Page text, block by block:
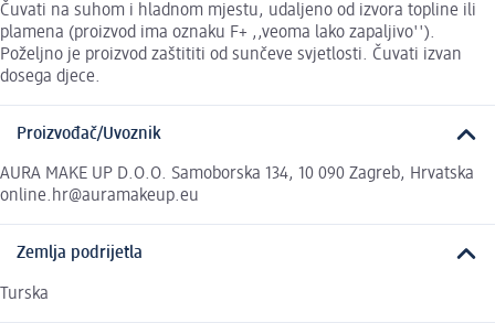
Čuvati na suhom i hladnom mjestu, udaljeno od izvora topline ili
plamena (proizvod ima oznaku F+ ,,veoma lako zapaljivo'').
Poželjno je proizvod zaštititi od sunčeve svjetlosti. Čuvati izvan
dosega djece.
Proizvođač/Uvoznik
AURA MAKE UP D.O.O. Samoborska 134, 10 090 Zagreb, Hrvatska
online.hr@auramakeup.eu
Zemlja podrijetla
Turska